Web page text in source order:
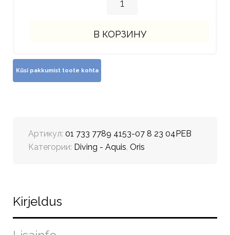
В КОРЗИНУ
Артикул: 01 733 7789 4153-07 8 23 04PEB
Категории: Diving - Aquis, Oris
Kirjeldus